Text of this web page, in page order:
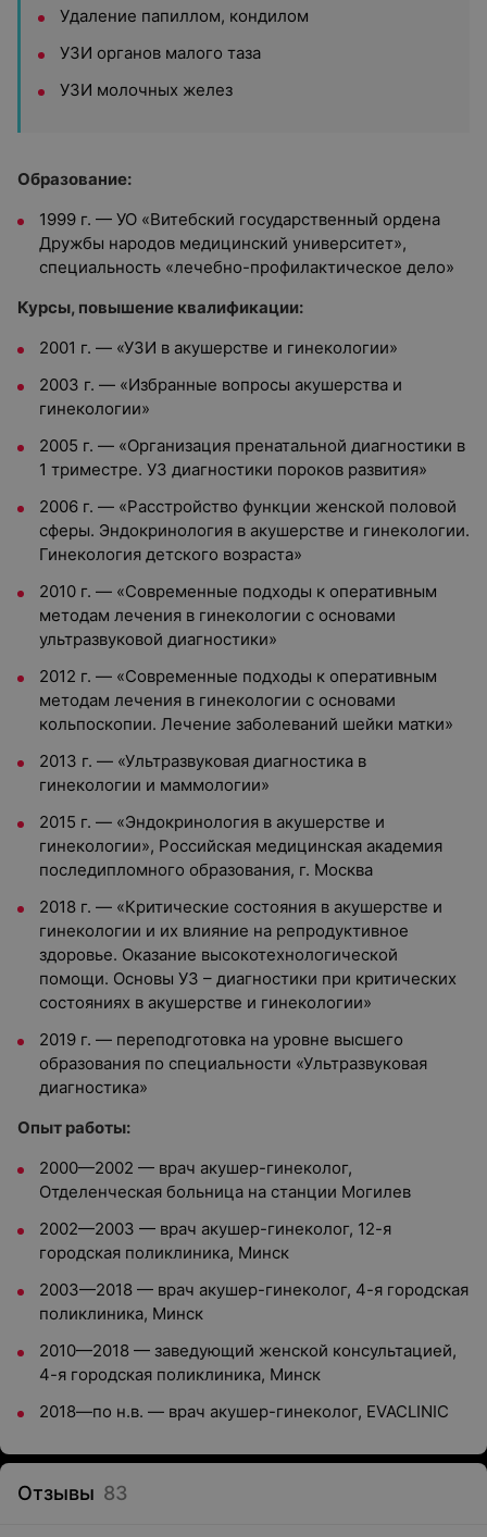
Удаление папиллом, кондилом
УЗИ органов малого таза
УЗИ молочных желез
Образование:
1999 г. — УО «Витебский государственный ордена
Дружбы народов медицинский университет»,
специальность «лечебно-профилактическое дело»
Курсы, повышение квалификации:
2001 г. — «УЗИ в акушерстве и гинекологии»
2003 г. — «Избранные вопросы акушерства и
гинекологии»
2005 г. — «Организация пренатальной диагностики в
1 триместре. УЗ диагностики пороков развития»
2006 г. — «Расстройство функции женской половой
сферы. Эндокринология в акушерстве и гинекологии.
Гинекология детского возраста»
2010 г. — «Современные подходы к оперативным
методам лечения в гинекологии с основами
ультразвуковой диагностики»
2012 г. — «Современные подходы к оперативным
методам лечения в гинекологии с основами
кольпоскопии. Лечение заболеваний шейки матки»
2013 г. — «Ультразвуковая диагностика в
гинекологии и маммологии»
2015 г. — «Эндокринология в акушерстве и
гинекологии», Российская медицинская академия
последипломного образования, г. Москва
2018 г. — «Критические состояния в акушерстве и
гинекологии и их влияние на репродуктивное
здоровье. Оказание высокотехнологической
помощи. Основы УЗ – диагностики при критических
состояниях в акушерстве и гинекологии»
2019 г. — переподготовка на уровне высшего
образования по специальности «Ультразвуковая
диагностика»
Опыт работы:
2000—2002 — врач акушер-гинеколог,
Отделенческая больница на станции Могилев
2002—2003 — врач акушер-гинеколог, 12-я
городская поликлиника, Минск
2003—2018 — врач акушер-гинеколог, 4-я городская
поликлиника, Минск
2010—2018 — заведующий женской консультацией,
4-я городская поликлиника, Минск
2018—по н.в. — врач акушер-гинеколог, EVACLINIC
Отзывы 83